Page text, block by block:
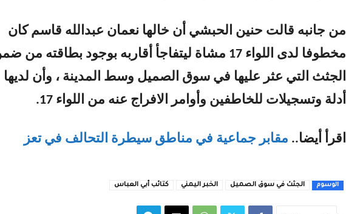
من جانبه قالت حنين الحبشي أن خالها نعمان عبدالله قاسم كان
مخطوفا لدى اللواء 17 مشاة ليتفاجأ أقاربه بوجود بطاقته من
الجثث التي عثر عليها في سوق الصميل وسط المدينة ، وأن لديها
أدلة وتسجيلات للخاطفين وأوامر الافراج عنه من اللواء 17.
اقرأ أيضا.. مقابر جماعية في مناطق سيطرة التحالف في تعز
الوسوم الجثث في سوق الصميل الخبر اليمني كتائب أبي العباس